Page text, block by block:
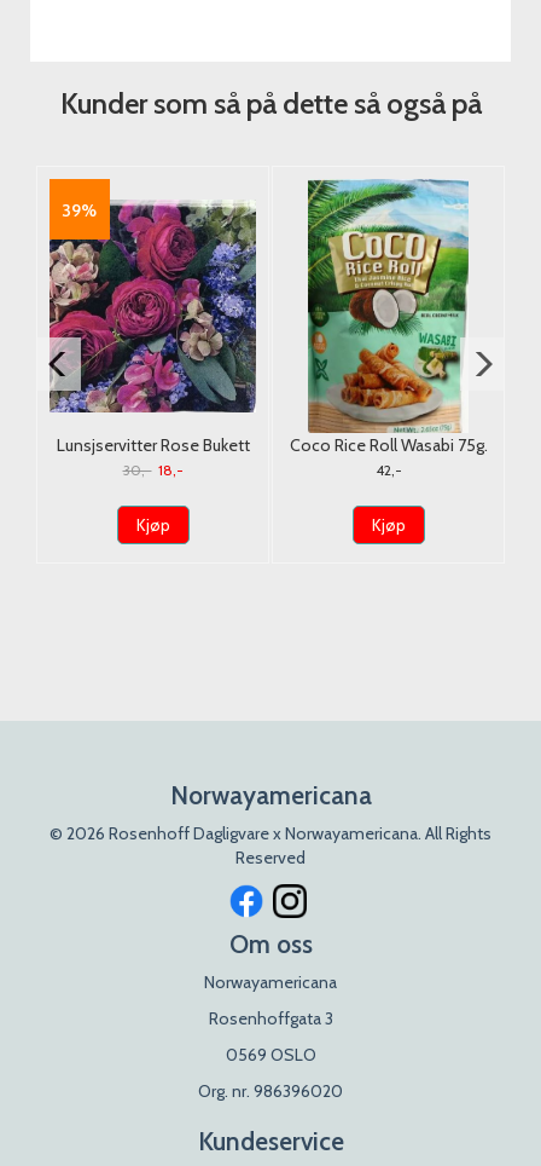
Kunder som så på dette så også på
39%
Lunsjservitter Rose Bukett
20st.
30,- 18,-
Kjøp
Coco Rice Roll Wasabi 75g.
42,-
Kjøp
Norwayamericana
© 2026 Rosenhoff Dagligvare x Norwayamericana. All Rights
Reserved
Om oss
Norwayamericana
Rosenhoffgata 3
0569 OSLO
Org. nr. 986396020
Kundeservice